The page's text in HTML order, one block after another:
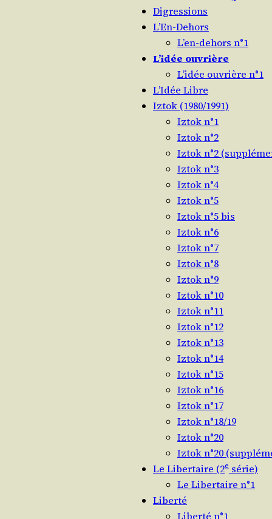
Digressions
L’En-Dehors
L’en-dehors n°1
L’idée ouvrière
L’idée ouvrière n°1
L’Idée Libre
Iztok (1980/​1991)
Iztok n°1
Iztok n°2
Iztok n°2
Iztok n°3
Iztok n°4
Iztok n°5
Iztok n°5 bis
Iztok n°6
Iztok n°7
Iztok n°8
Iztok n°9
Iztok n°10
Iztok n°11
Iztok n°12
Iztok n°13
Iztok n°14
Iztok n°15
Iztok n°16
Iztok n°17
Iztok n°18/19
Iztok n°20
Iztok n°20
Le Libertaire (2e série)
Le Libertaire n°1
Liberté
Liberté n°1